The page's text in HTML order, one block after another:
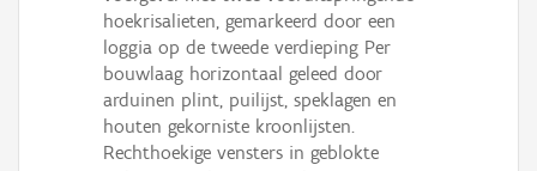
hoekrisalieten, gemarkeerd door een
loggia op de tweede verdieping Per
bouwlaag horizontaal geleed door
arduinen plint, puilijst, speklagen en
houten gekorniste kroonlijsten.
Rechthoekige vensters in geblokte